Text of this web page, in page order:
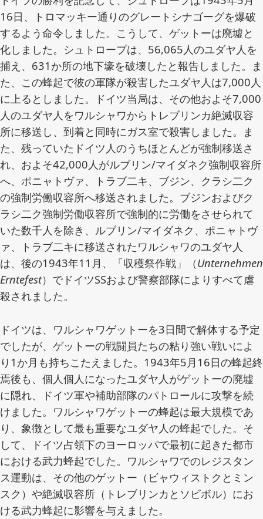
16日、トロマッキー通りのグレートシナゴーグを爆破
するよう命令しました。こうして、ゲットーは廃墟と
化しました。シュトロープは、56,065人のユダヤ人を
捕え、631か所の地下壕を破壊したと報告しました。ま
た、この蜂起で彼の軍隊が殺害したユダヤ人は7,000人
に上るとしました。ドイツ当局は、その他およそ7,000
人のユダヤ人をワルシャワからトレブリンカ絶滅収容
所に移送し、到着と同時にガス室で殺害しました。ま
た、残っていたドイツ人のうちほとんどが強制移送さ
れ、およそ42,000人がルブリン/マイダネク強制収容所
へ、ポニャトヴァ、トラブ二キ、ブジン、クラシ二ク
の強制労働収容所へ移送されました。ブジンおよびク
ラシ二ク強制労働収容所で強制的に労働をさせられて
いた数千人を除き、ルブリン/マイダネク、ポニャトヴ
ァ、トラブ二キに移送されたワルシャワのユダヤ人
は、後の1943年11月、「収穫祭作戦」（Unternehmen
Erntefest）でドイツSSおよび警察部隊によりすべて虐
殺されました。
ドイツは、ワルシャワゲットーを3日間で解体する予定
でしたが、ゲットーの戦闘員たちの粘り強い戦いによ
り1か月も持ちこたえました。1943年5月16日の蜂起終
焉後も、個人個人になったユダヤ人がゲットーの廃墟
に隠れ、ドイツ軍や補助部隊のパトロールに攻撃を続
けました。ワルシャワゲットーの蜂起は最大規模であ
り、象徴として最も重要なユダヤ人の蜂起でした。そ
して、ドイツ占領下のヨーロッパで最初に起きた都市
における武力蜂起でした。ワルシャワでのレジスタン
ス運動は、その他のゲットー（ビャウィストクとミン
スク）や絶滅収容所（トレブリンカとソビボル）にお
ける武力蜂起に影響を与えました。